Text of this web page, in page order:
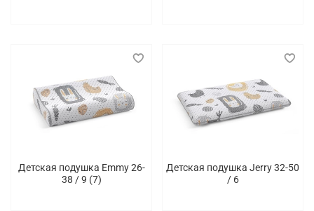
Детская подушка Emmy 26-
38 / 9 (7)
Детская подушка Jerry 32-50
/ 6